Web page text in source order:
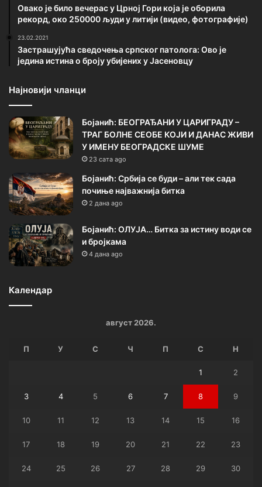
Овако је било вечерас у Црној Гори која је оборила
рекорд, око 250000 људи у литији (видео, фотографије)
23.02.2021
Застрашујућа сведочења српског патолога: Ово је
једина истина о броју убијених у Јасеновцу
Најновији чланци
Бојанић: БЕОГРАЂАНИ У ЦАРИГРАДУ –
ТРАГ БОЛНЕ СЕОБЕ КОЈИ И ДАНАС ЖИВИ
У ИМЕНУ БЕОГРАДСКЕ ШУМЕ
23 сата ago
Бојанић: Србија се буди – али тек сада
почиње најважнија битка
2 дана ago
Бојанић: ОЛУЈА… Битка за истину води се
и бројкама
4 дана ago
Календар
август 2026.
П У С Ч П С Н
1 2
3 4 5 6 7 8 9
10 11 12 13 14 15 16
17 18 19 20 21 22 23
24 25 26 27 28 29 30